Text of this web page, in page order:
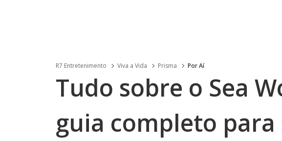
R7 Entretenimento Viva a Vida Prisma Por Aí
Tudo sobre o Sea
guia completo